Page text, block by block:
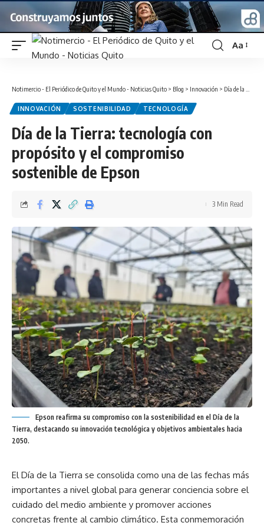
Font
Aa
Notimercio - El Periódico de Quito y el Mundo - Noticias Quito > Blog > Innovación > Día de la Tierra: tecnología con propósito y el compromiso sostenible de Epson
INNOVACIÓN SOSTENIBILIDAD TECNOLOGÍA
Día de la Tierra: tecnología con
propósito y el compromiso
sostenible de Epson
3 Min Read
Epson reafirma su compromiso con la sostenibilidad en el Día de la
Tierra, destacando su innovación tecnológica y objetivos ambientales hacia
2050.
El Día de la Tierra se consolida como una de las fechas más
importantes a nivel global para generar conciencia sobre el
cuidado del medio ambiente y promover acciones
concretas frente al cambio climático. Esta conmemoración